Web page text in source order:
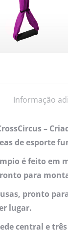
Informação
–
de esporte
é feito em
para
pronto
lugar.
central e